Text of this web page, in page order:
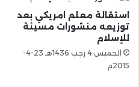
استقالة معلم امريكي بعد
توزيعه منشورات مسيئة
للإسلام
الخميس 4 رجب 1436هـ 23-4-
2015م